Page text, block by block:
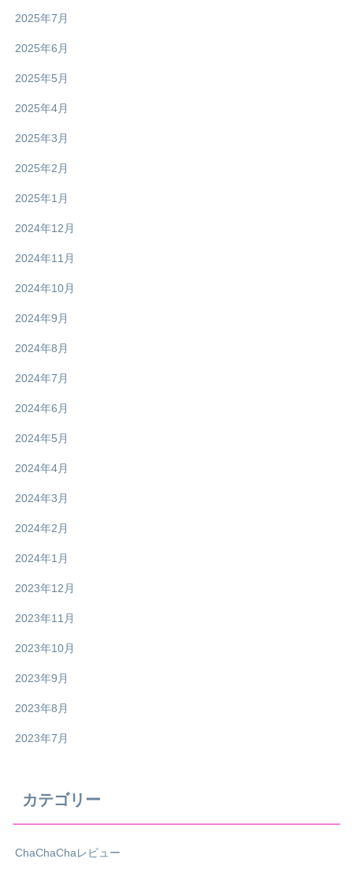
2025年7月
2025年6月
2025年5月
2025年4月
2025年3月
2025年2月
2025年1月
2024年12月
2024年11月
2024年10月
2024年9月
2024年8月
2024年7月
2024年6月
2024年5月
2024年4月
2024年3月
2024年2月
2024年1月
2023年12月
2023年11月
2023年10月
2023年9月
2023年8月
2023年7月
カテゴリー
ChaChaChaレビュー